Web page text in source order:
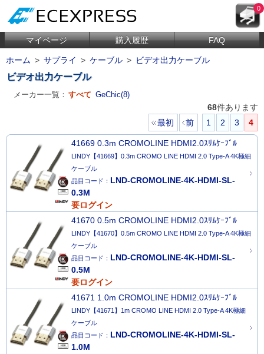
0
マイページ 購入履歴 FAQ
ホーム > サプライ > ケーブル > ビデオ出力ケーブル
ビデオ出力ケーブル
メーカー一覧： すべて GeChic(8)
68件あります
最初
前 1 2 3 4
41669 0.3m CROMOLINE HDMI2.0ｽﾘﾑｹｰﾌﾞﾙ
LINDY【41669】0.3m CROMO LINE HDMI 2.0 Type-A 4K極細
ケーブル
品目コード： LND-CROMOLINE-4K-HDMI-SL-
0.3M
要ログイン
41670 0.5m CROMOLINE HDMI2.0ｽﾘﾑｹｰﾌﾞﾙ
LINDY【41670】0.5m CROMO LINE HDMI 2.0 Type-A 4K極細
ケーブル
品目コード： LND-CROMOLINE-4K-HDMI-SL-
0.5M
要ログイン
41671 1.0m CROMOLINE HDMI2.0ｽﾘﾑｹｰﾌﾞﾙ
LINDY【41671】1m CROMO LINE HDMI 2.0 Type-A 4K極細
ケーブル
品目コード： LND-CROMOLINE-4K-HDMI-SL-
1.0M